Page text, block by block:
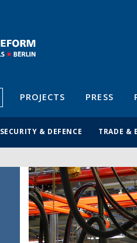
PROJECTS PRESS
SECURITY & DEFENCE TRADE &